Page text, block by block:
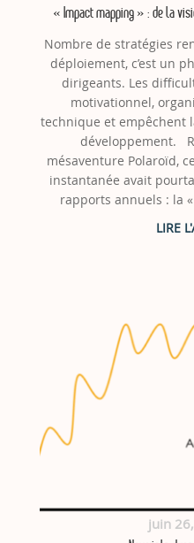
« Impact mapping » : de la
Nombre de stratégies
déploiement, c’est un
dirigeants. Les
motivationnel,
technique et empêchent
développement.
mésaventure Polaroïd,
instantanée avait
rapports annuels : la
juin